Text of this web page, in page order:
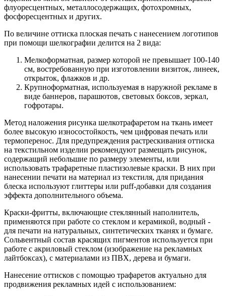
флуоресцентных, металлосодержащих, фотохромных,
фосфоресцентных и других.
По величине оттиска плоская печать с нанесением логотипов
при помощи шелкографии делится на 2 вида:
Мелкоформатная, размер которой не превышает 100-140
см, востребованную при изготовлении визиток, линеек,
открыток, флажков и др.
Крупноформатная, используемая в наружной рекламе в
виде баннеров, парашютов, световых боксов, зеркал,
гофротары.
Метод наложения рисунка шелкотрафаретом на ткань имеет
более высокую износостойкость, чем цифровая печать или
термоперенос. Для предупреждения растрескивания оттиска
на текстильном изделии рекомендуют размещать рисунок,
содержащий небольшие по размеру элементы, или
использовать трафаретные пластизолевые краски. В них при
нанесении печати на материал из текстиля, для придания
блеска используют глиттеры или рuff-добавки для создания
эффекта дополнительного объема.
Краски-фритты, включающие стеклянный наполнитель,
применяются при работе со стеклом и керамикой, водный -
для печати на натуральных, синтетических тканях и бумаге.
Сольвентный состав красящих пигментов используется при
работе с акриловый стеклом (изображение на рекламных
лайтбоксах), с материалами из ПВХ, дерева и бумаги.
Нанесение оттисков с помощью трафаретов актуально для
продвижения рекламных идей с использованием: